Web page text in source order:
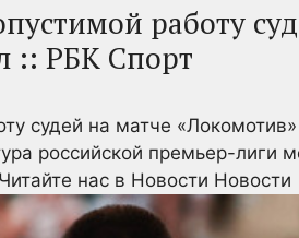
работу
:: РБК Спорт
судей на матче
российской премьер-лиги
Читайте нас в Новости Новости